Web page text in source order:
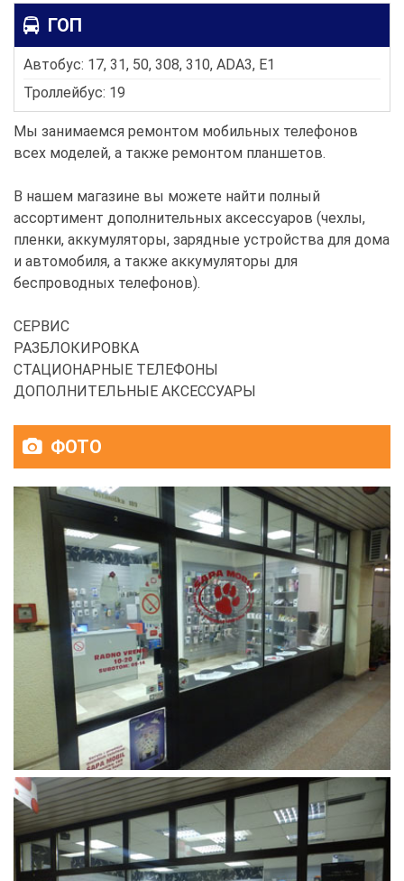
ГОП
Автобус: 17, 31, 50, 308, 310, ADA3, E1
Троллейбус: 19
Мы занимаемся ремонтом мобильных телефонов
всех моделей, а также ремонтом планшетов.
В нашем магазине вы можете найти полный
ассортимент дополнительных аксессуаров (чехлы,
пленки, аккумуляторы, зарядные устройства для дома
и автомобиля, а также аккумуляторы для
беспроводных телефонов).
СЕРВИС
РАЗБЛОКИРОВКА
СТАЦИОНАРНЫЕ ТЕЛЕФОНЫ
ДОПОЛНИТЕЛЬНЫЕ АКСЕССУАРЫ
ФОТО